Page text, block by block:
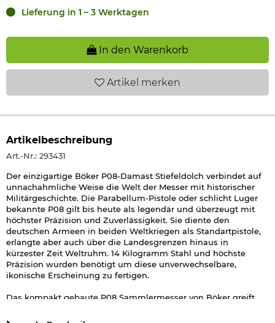
Lieferung in 1 – 3 Werktagen
In den Warenkorb
Artikel merken
Artikelbeschreibung
Art.-Nr.: 293431
Der einzigartige Böker P08-Damast Stiefeldolch verbindet auf
unnachahmliche Weise die Welt der Messer mit historischer
Militärgeschichte. Die Parabellum-Pistole oder schlicht Luger
bekannte P08 gilt bis heute als legendär und überzeugt mit
höchster Präzision und Zuverlässigkeit. Sie diente den
deutschen Armeen in beiden Weltkriegen als Standartpistole,
erlangte aber auch über die Landesgrenzen hinaus in
kürzester Zeit Weltruhm. 14 Kilogramm Stahl und höchste
Präzision wurden benötigt um diese unverwechselbare,
ikonische Erscheinung zu fertigen.
Das kompakt gebaute P08 Sammlermesser von Böker greift
zudem mit einer einzigartigen Damast-Klinge aus dem